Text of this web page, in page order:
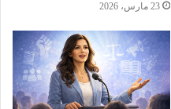
23 مارس، 2026